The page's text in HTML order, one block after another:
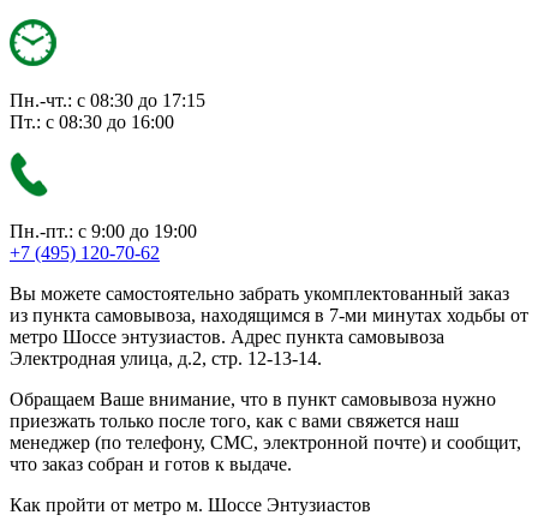
Пн.-чт.: с 08:30 до 17:15
Пт.: с 08:30 до 16:00
Пн.-пт.: с 9:00 до 19:00
+7 (495) 120-70-62
Вы можете самостоятельно забрать укомплектованный заказ
из пункта самовывоза, находящимся в 7-ми минутах ходьбы от
метро Шоссе энтузиастов. Адрес пункта самовывоза
Электродная улица, д.2, стр. 12-13-14.
Обращаем Ваше внимание, что в пункт самовывоза нужно
приезжать только после того, как с вами свяжется наш
менеджер (по телефону, СМС, электронной почте) и сообщит,
что заказ собран и готов к выдаче.
Как пройти от метро м. Шоссе Энтузиастов